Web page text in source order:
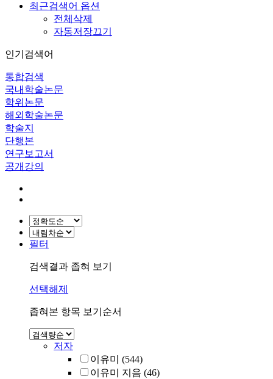
최근검색어 옵션
전체삭제
자동저장끄기
인기검색어
통합검색
국내학술논문
학위논문
해외학술논문
학술지
단행본
연구보고서
공개강의
필터
검색결과 좁혀 보기
선택해제
좁혀본 항목 보기순서
저자
이유미
(544)
이유미 지음 (46)